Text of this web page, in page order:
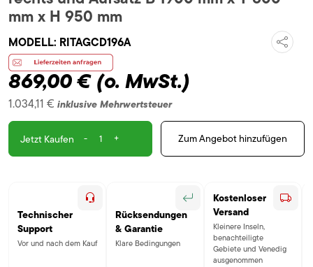
mm x H 950 mm
MODELL: RITAGCD196A
869,00 €(o. MwSt.)
1.034,11 € inklusive Mehrwertsteuer
Jetzt Kaufen - + Zum Angebot hinzufügen
Technischer
Support
Vor und nach dem Kauf
Rücksendungen
& Garantie
Klare Bedingungen
Kostenloser
Versand
Kleinere Inseln,
benachteiligte
Gebiete und Venedig
ausgenommen